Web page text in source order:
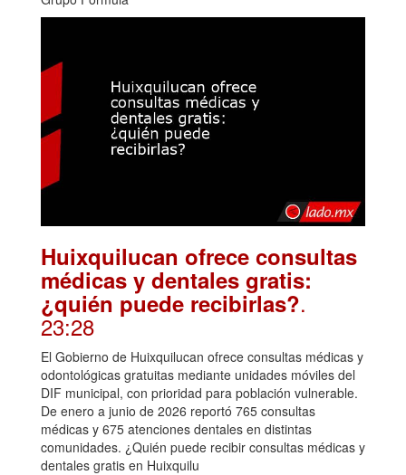
Huixquilucan ofrece consultas
médicas y dentales gratis:
¿quién puede recibirlas?.
23:28
El Gobierno de Huixquilucan ofrece consultas médicas y
odontológicas gratuitas mediante unidades móviles del
DIF municipal, con prioridad para población vulnerable.
De enero a junio de 2026 reportó 765 consultas
médicas y 675 atenciones dentales en distintas
comunidades. ¿Quién puede recibir consultas médicas y
dentales gratis en Huixquilu